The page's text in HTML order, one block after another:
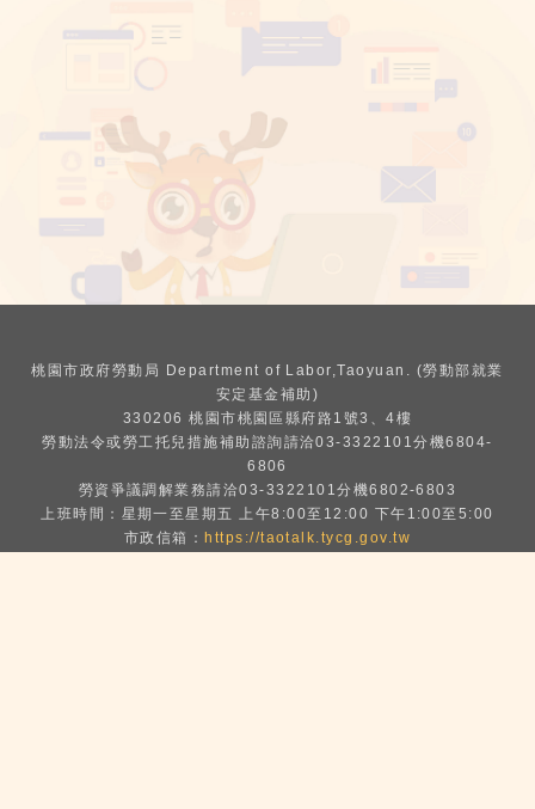
桃園市政府勞動局 Department of Labor,Taoyuan. (勞動部就業
安定基金補助)
330206 桃園市桃園區縣府路1號3、4樓
勞動法令或勞工托兒措施補助諮詢請洽03-3322101分機6804-
6806
勞資爭議調解業務請洽03-3322101分機6802-6803
上班時間：星期一至星期五 上午8:00至12:00 下午1:00至5:00
市政信箱： https://taotalk.tycg.gov.tw